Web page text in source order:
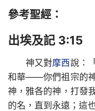
參考聖經：
出埃及記 3:15
神又對摩西說：
和華——你們祖宗的
神，雅各的神，打發
的名，直到永遠；這